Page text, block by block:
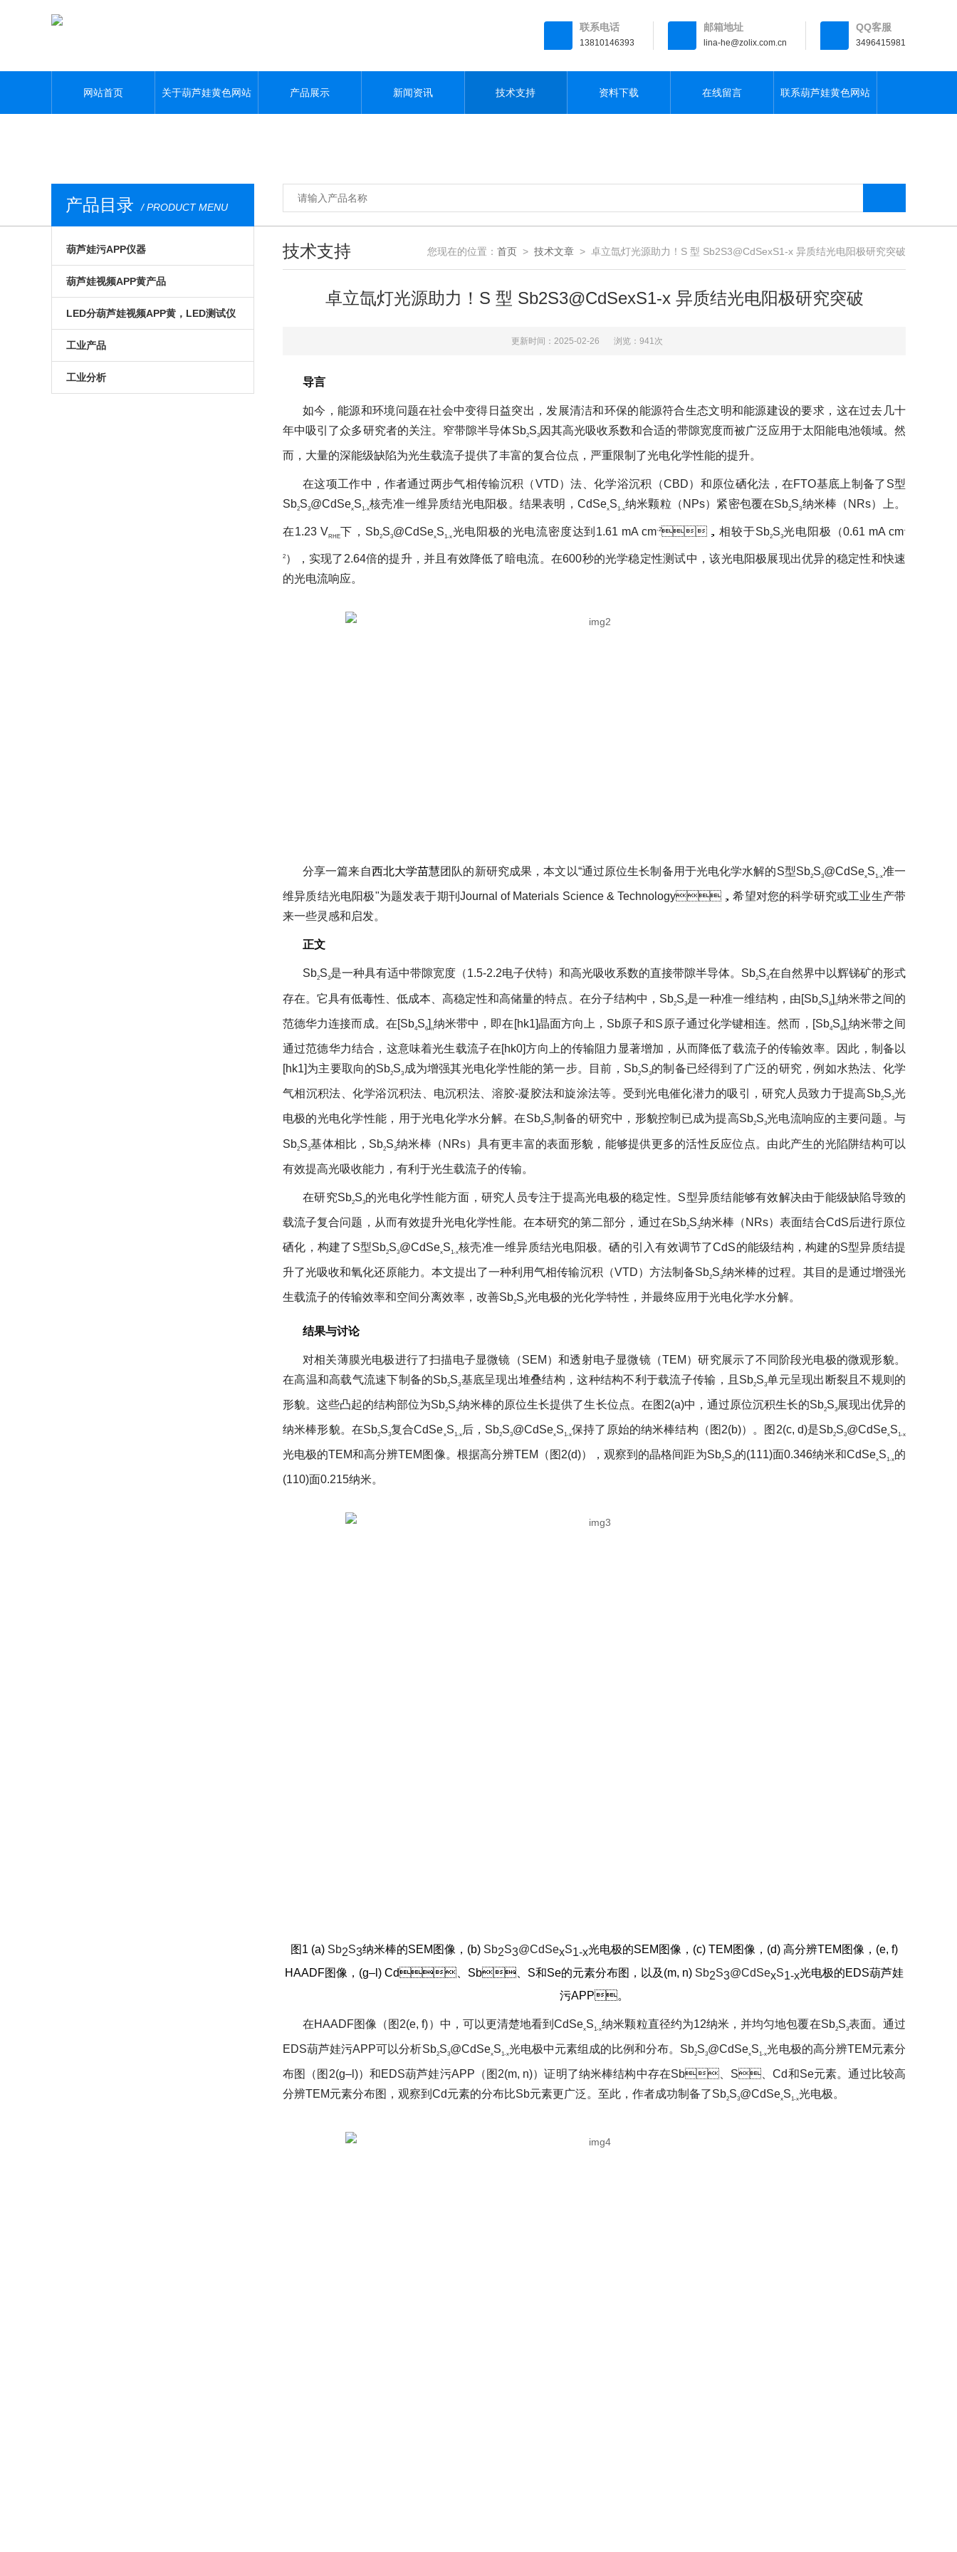
联系电话
13810146393
邮箱地址
lina-he@zolix.com.cn
QQ客服
3496415981
网站首页 关于葫芦娃黄色网站 产品展示 新闻资讯 技术支持 资料下载 在线留言 联系葫芦娃黄色网站
产品目录 / PRODUCT MENU
葫芦娃污APP仪器
光电模组与系统
微区磁光及角分辨
原子葫芦娃污APP
门控相机/分幅相机
葫芦娃视频APP黄产品
手动位移台
电动升降台
相机
LED分葫芦娃视频APP黄，LED测试仪
LED测试仪
工业产品
旋转滑台
工业分析
技术支持 您现在的位置： 首页 > 技术文章 > 卓立氙灯光源助力！S 型 Sb2S3@CdSexS1-x 异质结光电阳极研究突破
卓立氙灯光源助力！S 型 Sb2S3@CdSexS1-x 异质结光电阳极研究突破
更新时间：2025-02-26 浏览：941次
导言
如今，能源和环境问题在社会中变得日益突出，发展清洁和环保的能源符合生态文明和能源建设的要求，这在过去几十
年中吸引了众多研究者的关注。窄带隙半导体Sb2S3因其高光吸收系数和合适的带隙宽度而被广泛应用于太阳能电池领域。然
而，大量的深能级缺陷为光生载流子提供了丰富的复合位点，严重限制了光电化学性能的提升。
在这项工作中，作者通过两步气相传输沉积（VTD）法、化学浴沉积（CBD）和原位硒化法，在FTO基底上制备了S型
Sb2S3@CdSexS1-x核壳准一维异质结光电阳极。结果表明，CdSexS1-x纳米颗粒（NPs）紧密包覆在Sb2S3纳米棒（NRs）上。
在1.23 VRHE下，Sb2S3@CdSexS1-x光电阳极的光电流密度达到1.61 mA cm-2，相较于Sb2S3光电阳极（0.61 mA cm-
2 ），实现了2.64倍的提升，并且有效降低了暗电流。在600秒的光学稳定性测试中，该光电阳极展现出优异的稳定性和快速
的光电流响应。
分享一篇来自西北大学苗慧团队的新研究成果，本文以“通过原位生长制备用于光电化学水解的S型Sb2S3@CdSexS1-x准一
维异质结光电阳极"为题发表于期刊Journal of Materials Science & Technology，希望对您的科学研究或工业生产带
来一些灵感和启发。
正文
Sb2S3是一种具有适中带隙宽度（1.5-2.2电子伏特）和高光吸收系数的直接带隙半导体。Sb2S3在自然界中以辉锑矿的形式
存在。它具有低毒性、低成本、高稳定性和高储量的特点。在分子结构中，Sb2S3是一种准一维结构，由[Sb4S6] n纳米带之间的
范德华力连接而成。在[Sb4S6] n纳米带中，即在[hk1]晶面方向上，Sb原子和S原子通过化学键相连。然而，[Sb4S6]n纳米带之间
通过范德华力结合，这意味着光生载流子在[hk0]方向上的传输阻力显著增加，从而降低了载流子的传输效率。因此，制备以
[hk1]为主要取向的Sb2S3 成为增强其光电化学性能的第一步。目前，Sb2S3的制备已经得到了广泛的研究，例如水热法、化学
气相沉积法、化学浴沉积法、电沉积法、溶胶-凝胶法和旋涂法等。受到光电催化潜力的吸引，研究人员致力于提高Sb2S3光
电极的光电化学性能，用于光电化学水分解。在Sb2S3制备的研究中，形貌控制已成为提高Sb2S3光电流响应的主要问题。与
Sb2S3基体相比，Sb2S3纳米棒（NRs）具有更丰富的表面形貌，能够提供更多的活性反应位点。由此产生的光陷阱结构可以
有效提高光吸收能力，有利于光生载流子的传输。
在研究Sb2S3的光电化学性能方面，研究人员专注于提高光电极的稳定性。S型异质结能够有效解决由于能级缺陷导致的
载流子复合问题，从而有效提升光电化学性能。在本研究的第二部分，通过在Sb2S3纳米棒（NRs）表面结合CdS后进行原位
硒化，构建了S型Sb2S3@CdSexS1-x核壳准一维异质结光电阳极。硒的引入有效调节了CdS的能级结构，构建的S型异质结提
升了光吸收和氧化还原能力。本文提出了一种利用气相传输沉积（VTD）方法制备Sb2S3纳米棒的过程。其目的是通过增强光
生载流子的传输效率和空间分离效率，改善Sb2S3光电极的光化学特性，并最终应用于光电化学水分解。
结果与讨论
对相关薄膜光电极进行了扫描电子显微镜（SEM）和透射电子显微镜（TEM）研究展示了不同阶段光电极的微观形貌。
在高温和高载气流速下制备的Sb2S3基底呈现出堆叠结构，这种结构不利于载流子传输，且Sb2S3单元呈现出断裂且不规则的
形貌。这些凸起的结构部位为Sb2S3纳米棒的原位生长提供了生长位点。在图2(a)中，通过原位沉积生长的Sb2S3展现出优异的
纳米棒形貌。在Sb2S3复合CdSexS1-x 后，Sb2S3@CdSexS1-x保持了原始的纳米棒结构（图2(b)）。图2(c, d)是Sb2S3@CdSexS1-x
光电极的TEM和高分辨TEM图像。根据高分辨TEM（图2(d)），观察到的晶格间距为Sb2S3的(111)面0.346纳米和CdSexS1-x的
(110)面0.215纳米。
图1 (a) Sb2S3纳米棒的SEM图像，(b) Sb2S3@CdSexS1-x光电极的SEM图像，(c) TEM图像，(d) 高分辨TEM图像，(e, f)
HAADF图像，(g–l) Cd、Sb、S和Se的元素分布图，以及(m, n) Sb2S3@CdSexS1-x光电极的EDS葫芦娃
污APP。
在HAADF图像（图2(e, f)）中，可以更清楚地看到CdSexS1-x纳米颗粒直径约为12纳米，并均匀地包覆在Sb2S3表面。通过
EDS葫芦娃污APP可以分析Sb2S3@CdSexS1-x光电极中元素组成的比例和分布。Sb2S3@CdSexS1-x光电极的高分辨TEM元素分
布图（图2(g–l)）和EDS葫芦娃污APP（图2(m, n)）证明了纳米棒结构中存在Sb、S、Cd和Se元素。通过比较高
分辨TEM元素分布图，观察到Cd元素的分布比Sb元素更广泛。至此，作者成功制备了Sb2S3@CdSexS1-x光电极。